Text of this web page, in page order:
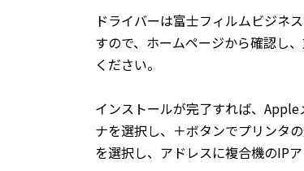
ドライバーは富士フィルムビジネ
すので、ホームページから確認し
ください。
インストールが完了すれば、
ナを選択し、＋ボタンでプリンタ
を選択し、アドレスに複合機のIPア